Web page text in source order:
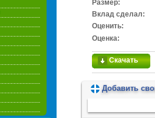
Размер:
Вклад сделал:
Оценить:
Оценка:
Скачать
Добавить